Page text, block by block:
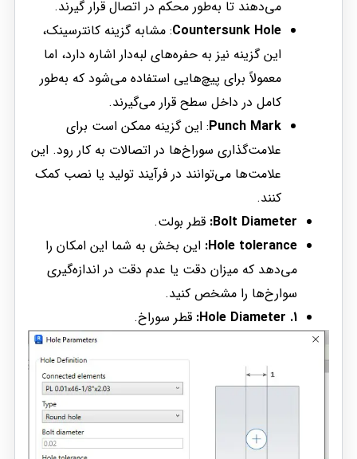
می‌دهند تا به‌طور محکم در اتصال قرار گیرند.
Countersunk Hole: مشابه گزینه کانترسینک،
این گزینه نیز به حفره‌های لبه‌دار اشاره دارد، اما
معمولاً برای پیچ‌هایی استفاده می‌شود که به‌طور
کامل در داخل سطح قرار می‌گیرند.
Punch Mark: این گزینه ممکن است برای
علامت‌گذاری سوراخ‌ها در اتصالات به کار رود. این
علامت‌ها می‌توانند در فرآیند تولید یا نصب کمک
کنند.
Bolt Diameter: قطر بولت.
Hole tolerance: این بخش به شما این امکان را
می‌دهد که میزان دقت یا عدم دقت در اندازه‌گیری
سوارخ‌ها را مشخص کنید.
1. Hole Diameter:
قطر سوراخ.